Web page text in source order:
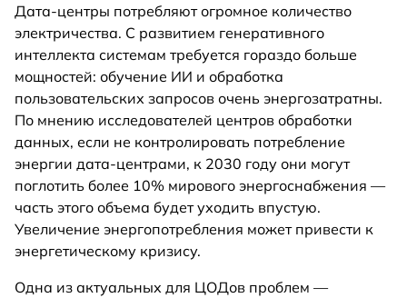
Дата-центры потребляют огромное количество
электричества. С развитием генеративного
интеллекта системам требуется гораздо больше
мощностей: обучение ИИ и обработка
пользовательских запросов очень энергозатратны.
По мнению исследователей центров обработки
данных, если не контролировать потребление
энергии дата-центрами, к 2030 году они могут
поглотить более 10% мирового энергоснабжения —
часть этого объема будет уходить впустую.
Увеличение энергопотребления может привести к
энергетическому кризису.
Одна из актуальных для ЦОДов проблем —